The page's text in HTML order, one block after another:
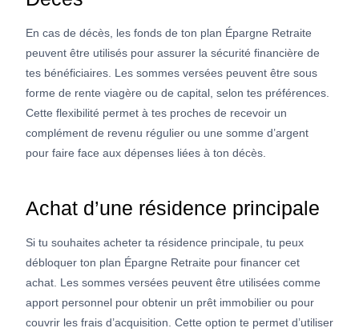
En cas de décès, les fonds de ton plan Épargne Retraite
peuvent être utilisés pour assurer la sécurité financière de
tes bénéficiaires. Les sommes versées peuvent être sous
forme de rente viagère ou de capital, selon tes préférences.
Cette flexibilité permet à tes proches de recevoir un
complément de revenu régulier ou une somme d’argent
pour faire face aux dépenses liées à ton décès.
Achat d’une résidence principale
Si tu souhaites acheter ta résidence principale, tu peux
débloquer ton plan Épargne Retraite pour financer cet
achat. Les sommes versées peuvent être utilisées comme
apport personnel pour obtenir un prêt immobilier ou pour
couvrir les frais d’acquisition. Cette option te permet d’utiliser